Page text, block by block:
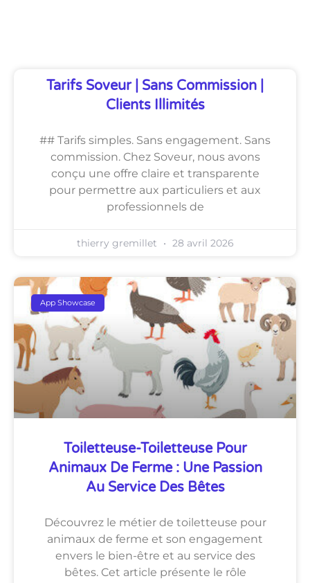
Tarifs Soveur | Sans Commission |
Clients Illimités
## Tarifs simples. Sans engagement. Sans
commission. Chez Soveur, nous avons
conçu une offre claire et transparente
pour permettre aux particuliers et aux
professionnels de
thierry gremillet 28 avril 2026
App Showcase
Toiletteuse-Toiletteuse Pour
Animaux De Ferme : Une Passion
Au Service Des Bêtes
Découvrez le métier de toiletteuse pour
animaux de ferme et son engagement
envers le bien-être et au service des
bêtes. Cet article présente le rôle